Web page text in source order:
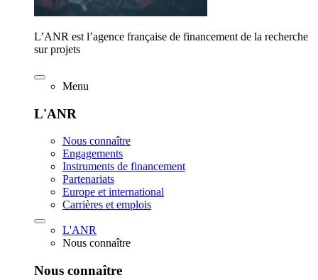
L’ANR est l’agence française de financement de la recherche
sur projets
Menu
L'ANR
Nous connaître
Engagements
Instruments de financement
Partenariats
Europe et international
Carrières et emplois
L'ANR
Nous connaître
Nous connaître